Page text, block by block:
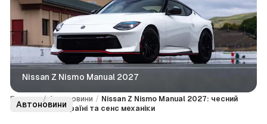
Nissan Z Nismo Manual 2027
Головна / Автоновини / Nissan Z Nismo Manual 2027: чесний
огляд, ціна в Україні та сенс механіки
Автоновини